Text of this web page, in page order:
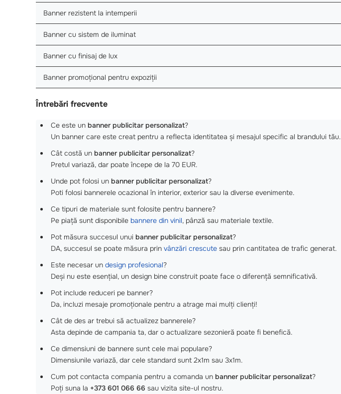
Banner rezistent la intemperii
Banner cu sistem de iluminat
Banner cu finisaj de lux
Banner promoțional pentru expoziții
Întrebări frecvente
Ce este un banner publicitar personalizat?
Un banner care este creat pentru a reflecta identitatea și mesajul specific al brandului tău.
Cât costă un banner publicitar personalizat?
Pretul variază, dar poate începe de la 70 EUR.
Unde pot folosi un banner publicitar personalizat?
Poti folosi bannerele ocazional în interior, exterior sau la diverse evenimente.
Ce tipuri de materiale sunt folosite pentru bannere?
Pe piață sunt disponibile bannere din vinil, pânză sau materiale textile.
Pot măsura succesul unui banner publicitar personalizat?
DA, succesul se poate măsura prin vânzări crescute sau prin cantitatea de trafic generat.
Este necesar un design profesional?
Deși nu este esențial, un design bine construit poate face o diferență semnificativă.
Pot include reduceri pe banner?
Da, incluzi mesaje promoționale pentru a atrage mai mulți clienți!
Cât de des ar trebui să actualizez bannerele?
Asta depinde de campania ta, dar o actualizare sezonieră poate fi benefică.
Ce dimensiuni de bannere sunt cele mai populare?
Dimensiunile variază, dar cele standard sunt 2x1m sau 3x1m.
Cum pot contacta compania pentru a comanda un banner publicitar personalizat?
Poți suna la +373 601 066 66 sau vizita site-ul nostru.